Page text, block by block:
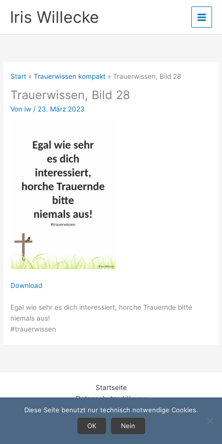
InhaltIris Willecke
Start Trauerwissen kompakt Trauerwissen, Bild 28
Trauerwissen, Bild 28
Von iw / 23. März 2023
Download
Egal wie sehr es dich interessiert, horche Trauernde bitte
niemals aus!
#trauerwissen
Startseite
Datenschutzerklärung
Impressum
Diese Seite benutzt nur technisch notwendige Cookies.
OK
Nein